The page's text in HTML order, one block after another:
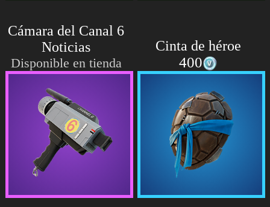
Cámara del Canal 6
Noticias
Disponible en tienda
Cinta de héroe
400